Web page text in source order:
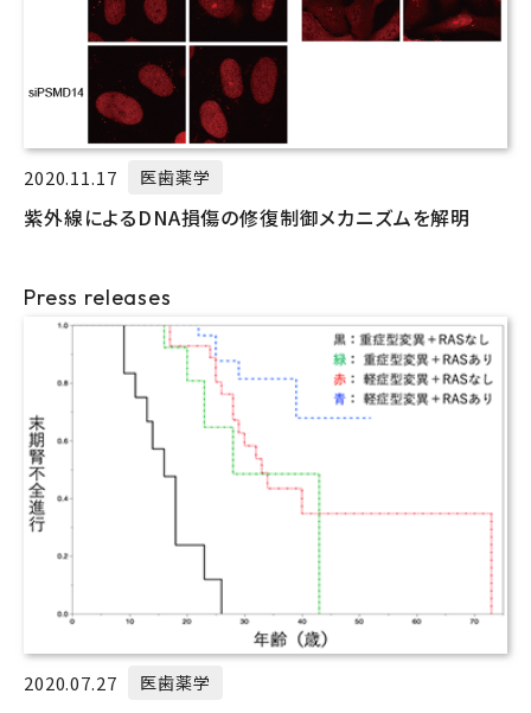
2020.11.17 医歯薬学
紫外線によるDNA損傷の修復制御メカニズムを解明
Press releases
2020.07.27 医歯薬学